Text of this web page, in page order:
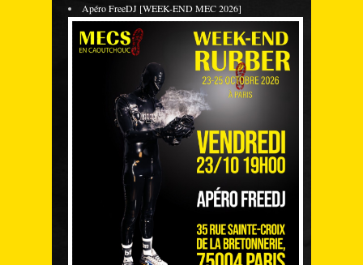
Apéro FreeDJ [WEEK-END MEC 2026]